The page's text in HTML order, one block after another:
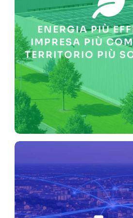
ENERGIA PIÙ
IMPRESA PIÙ
TERRITORIO PIÙ
DIMINUIRE
AMBIENTALE,
COSTI
CONDIVIDERE I
Aiutiamo le PMI e i
ridurre e
energetici in
rafforzandone
operativa.
MODELLI
MISURA CON
INVESTIMENTI
RISPARMIO IN